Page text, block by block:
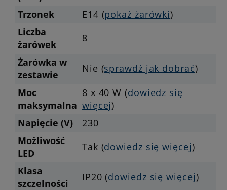
Trzonek
E14 (pokaż żarówki)
Liczba
żarówek
8
Żarówka w
zestawie
Nie (sprawdź jak dobrać)
Moc
maksymalna
8 x 40 W (dowiedz się
więcej)
Napięcie (V)
230
Możliwość
LED
Tak (dowiedz się więcej)
Klasa
szczelności
IP20 (dowiedz się więcej)